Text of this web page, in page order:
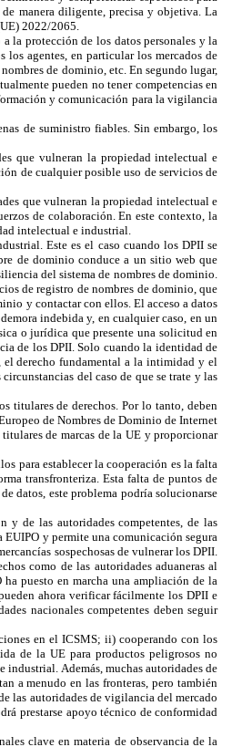
manera diligente, precisa y objetiva. La
2022/2065.
la protección de los datos personales y la
los agentes, en particular los mercados de
de dominio, etc. En segundo lugar,
pueden no tener competencias en
y comunicación para la vigilancia
de suministro fiables. Sin embargo, los
que vulneran la propiedad intelectual e
de cualquier posible uso de servicios de
que vulneran la propiedad intelectual e
de colaboración. En este contexto, la
intelectual e industrial.
Este es el caso cuando los DPII se
de dominio conduce a un sitio web que
del sistema de nombres de dominio.
de registro de nombres de dominio, que
y contactar con ellos. El acceso a datos
indebida y, en cualquier caso, en un
o jurídica que presente una solicitud en
de los DPII. Solo cuando la identidad de
el derecho fundamental a la intimidad y el
del caso de que se trate y las
titulares de derechos. Por lo tanto, deben
de Nombres de Dominio de Internet
de marcas de la UE y proporcionar
para establecer la cooperación es la falta
transfronteriza. Esta falta de puntos de
datos, este problema podría solucionarse
y de las autoridades competentes, de las
y permite una comunicación segura
sospechosas de vulnerar los DPII.
como de las autoridades aduaneras al
puesto en marcha una ampliación de la
ahora verificar fácilmente los DPII e
nacionales competentes deben seguir
en el ICSMS; ii) cooperando con los
de la UE para productos peligrosos no
Además, muchas autoridades de
a menudo en las fronteras, pero también
las autoridades de vigilancia del mercado
prestarse apoyo técnico de conformidad
clave en materia de observancia de la